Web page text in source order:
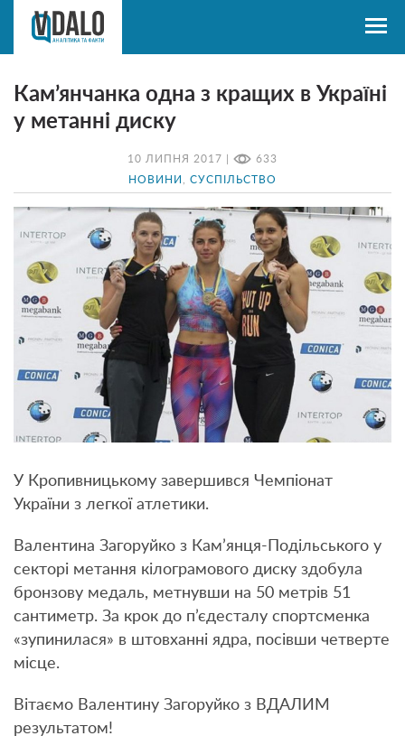
10 ЛИПНЯ 2017 | 633
НОВИНИ СУСПІЛЬСТВО
Кам’янчанка одна з кращих в Україні
у метанні диску
У Кропивницькому завершився Чемпіонат
України з легкої атлетики.
Валентина Загоруйко з Кам’янця-Подільського у
секторі метання кілограмового диску здобула
бронзову медаль, метнувши на 50 метрів 51
сантиметр. За крок до п’єдесталу спортсменка
«зупинилася» в штовханні ядра, посівши четверте
місце.
Вітаємо Валентину Загоруйко з ВДАЛИМ
результатом!